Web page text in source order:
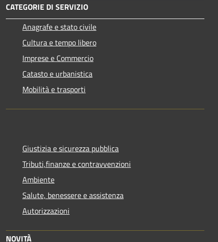
CATEGORIE DI SERVIZIO
Anagrafe e stato civile
Cultura e tempo libero
Imprese e Commercio
Catasto e urbanistica
Mobilità e trasporti
Giustizia e sicurezza pubblica
Tributi,finanze e contravvenzioni
Ambiente
Salute, benessere e assistenza
Autorizzazioni
NOVITÀ